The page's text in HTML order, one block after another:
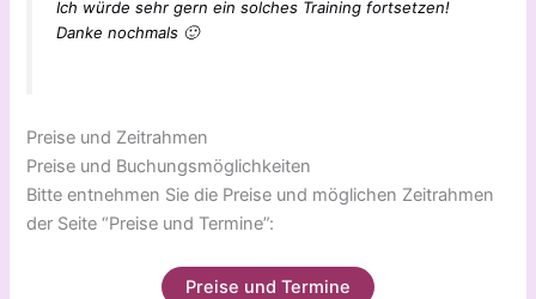
Ich würde sehr gern ein solches Training fortsetzen!
Danke nochmals 🙂
Preise und Zeitrahmen
Preise und Buchungsmöglichkeiten
Bitte entnehmen Sie die Preise und möglichen Zeitrahmen
der Seite “Preise und Termine”:
Preise und Termine